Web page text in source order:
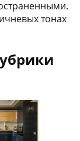
тонах